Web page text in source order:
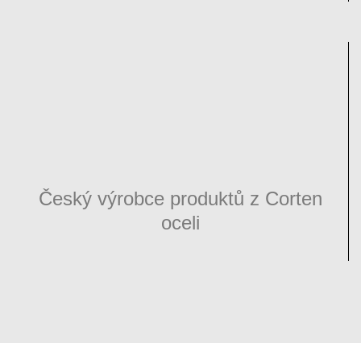
Český výrobce produktů z Corten
oceli